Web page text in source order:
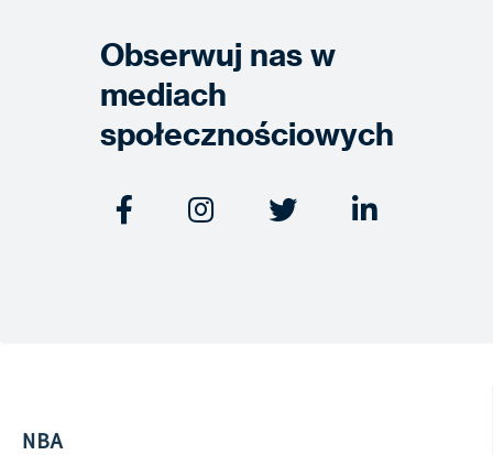
Obserwuj nas w
mediach
społecznościowych
   
NBA